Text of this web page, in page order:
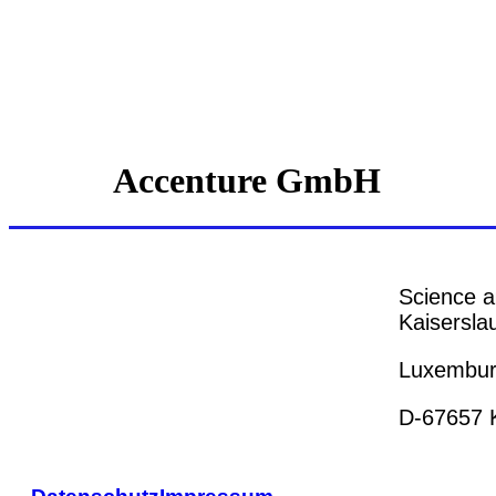
Accenture GmbH
Science
D-67657